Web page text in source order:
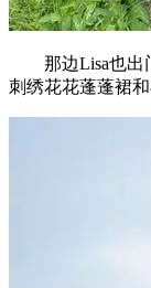
那边Lisa也出门
刺绣花花蓬蓬裙